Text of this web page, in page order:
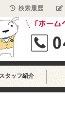
スタッフ紹介
検索履歴